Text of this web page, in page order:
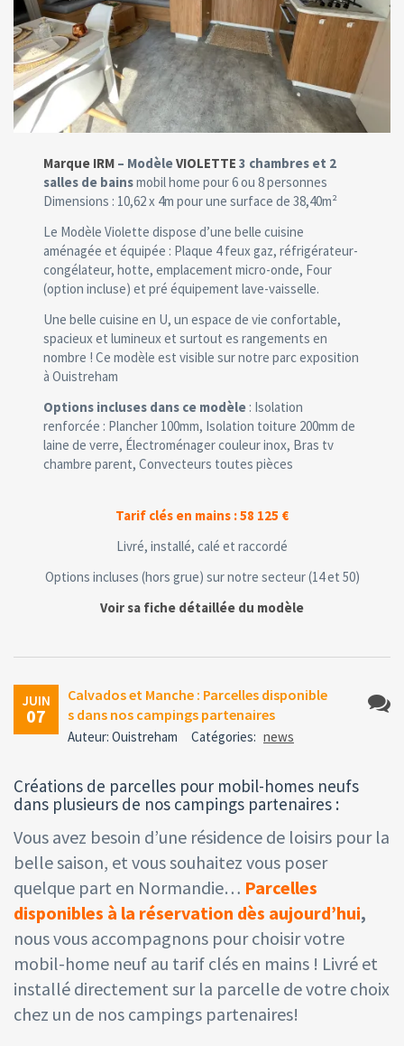
Marque IRM – ModèleVIOLETTE 3 chambres et 2
salles de bainsmobil home pour 6 ou 8 personnes
Dimensions : 10,62 x 4m pour une surface de 38,40m²
Le Modèle Violette dispose d’une belle cuisine
aménagée et équipée : Plaque 4 feux gaz, réfrigérateur-
congélateur, hotte, emplacement micro-onde, Four
(option incluse) et pré équipement lave-vaisselle.
Une belle cuisine en U, un espace de vie confortable,
spacieux et lumineux et surtout es rangements en
nombre ! Ce modèle est visible sur notre parc exposition
à Ouistreham
Options incluses dans ce modèle : Isolation
renforcée : Plancher 100mm, Isolation toiture 200mm de
laine de verre, Électroménager couleur inox, Bras tv
chambre parent, Convecteurs toutes pièces
Tarif clés en mains : 58 125 €
Livré, installé, calé et raccordé
Options incluses (hors grue) sur notre secteur (14 et 50)
Voir sa fiche détaillée du modèle
JUIN
07
Calvados et Manche : Parcelles disponible
s dans nos campings partenaires
Auteur: Ouistreham Catégories: news
Créations de parcelles pour mobil-homes neufs
dans plusieurs de nos campings partenaires :
Vous avez besoin d’une résidence de loisirs pour la
belle saison, et vous souhaitez vous poser
quelque part en Normandie… Parcelles
disponibles à la réservation dès aujourd’hui,
nous vous accompagnons pour choisir votre
mobil-home neuf au tarif clés en mains ! Livré et
installé directement sur la parcelle de votre choix
chez un de nos campings partenaires!